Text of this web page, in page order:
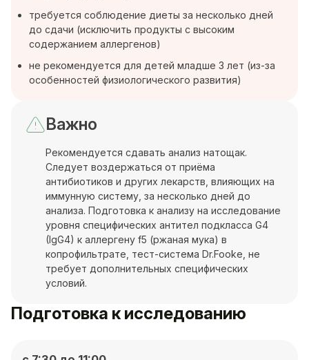
требуется соблюдение диеты за несколько дней
до сдачи (исключить продукты с высоким
содержанием аллергенов)
не рекомендуется для детей младше 3 лет (из-за
особенностей физиологического развития)
Важно
Рекомендуется сдавать анализ натощак.
Следует воздержаться от приёма
антибиотиков и других лекарств, влияющих на
иммунную систему, за несколько дней до
анализа. Подготовка к анализу на исследование
уровня специфических антител подкласса G4
(IgG4) к аллергену f5 (ржаная мука) в
копрофильтрате, тест-система Dr.Fooke, не
требует дополнительных специфических
условий.
Подготовка к исследованию